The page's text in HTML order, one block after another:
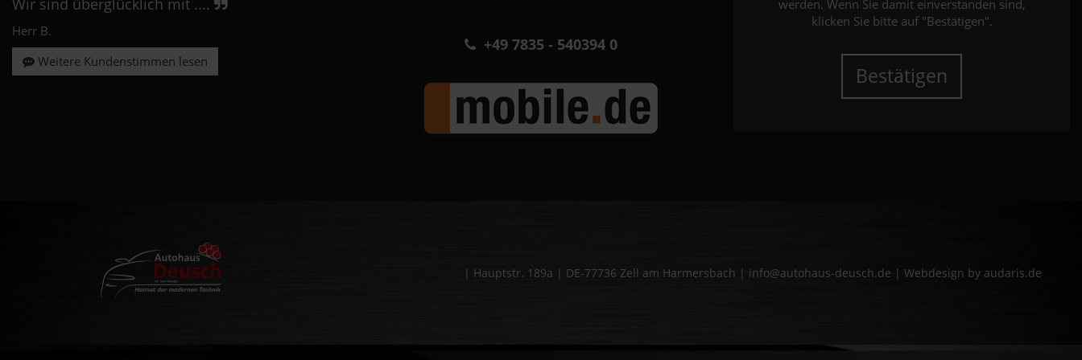
Wir sind überglücklich mit ....
Herr B.
Weitere Kundenstimmen lesen
+49 7835 - 540394 0
werden. Wenn Sie damit einverstanden sind,
klicken Sie bitte auf "Bestätigen".
Bestätigen
| Hauptstr. 189a | DE-77736 Zell am Harmersbach | info@autohaus-deusch.de | Webdesign by audaris.de